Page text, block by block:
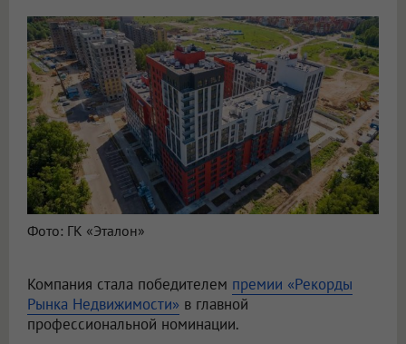
Фото: ГК «Эталон»
Компания стала победителем премии «Рекорды
Рынка Недвижимости» в главной
профессиональной номинации.